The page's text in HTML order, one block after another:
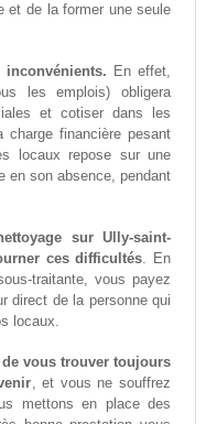
et de la former une seule
inconvénients. En effet,
les emplois) obligera
et cotiser dans les
charge financière pesant
locaux repose sur une
en son absence, pendant
sur Ully-saint-
ces difficultés. En
traitante, vous payez
direct de la personne qui
locaux.
vous trouver toujours
, et vous ne souffrez
mettons en place des